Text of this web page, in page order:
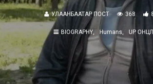
УЛААНБААТАР ПОСТ 368
BIOGRAPHY Humans UP